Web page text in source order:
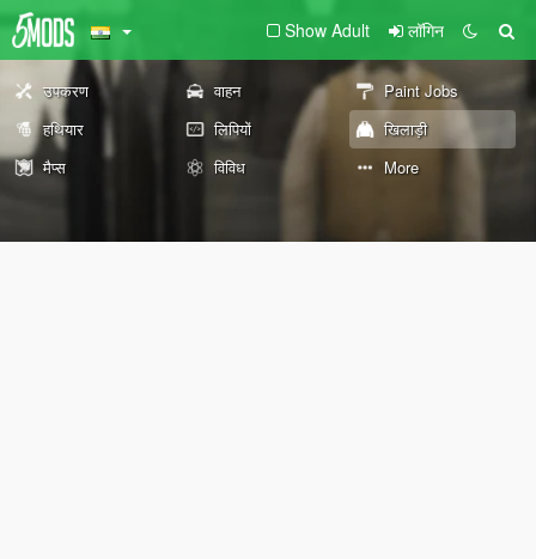
Show Adult लॉगिन
उपकरण वाहन
Paint Jobs
हथियार
लिपियों
खिलाड़ी
मैप्स
विविध More